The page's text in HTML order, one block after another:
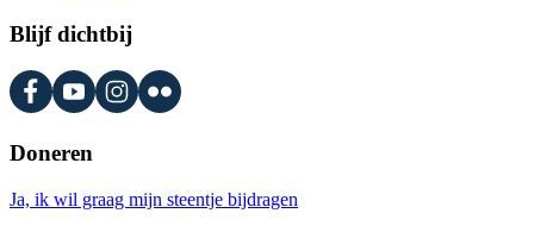
Blijf dichtbij
Doneren
Ja, ik wil graag mijn steentje bijdragen